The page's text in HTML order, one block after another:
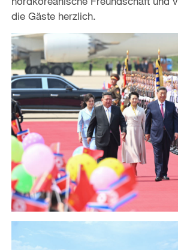
die Gäste herzlich.